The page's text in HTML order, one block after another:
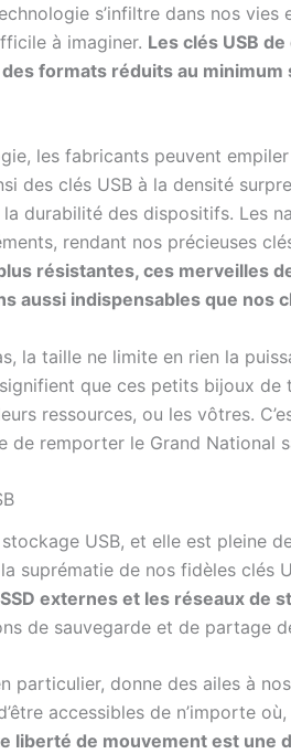
s’infiltre dans nos
à imaginer. Les clés USB
formats réduits au
les fabricants peuvent
des clés USB à la densité
la durabilité des dispositifs. Les
rendant nos précieuses
résistantes, ces merveilles
aussi indispensables que nos
la taille ne limite en rien la
que ces petits bijoux
ressources, ou les vôtres.
de remporter le Grand National
USB, et elle est pleine
suprématie de nos fidèles clés
externes et les réseaux de
de sauvegarde et de partage
particulier, donne des ailes à
accessibles de n’importe
liberté de mouvement est une